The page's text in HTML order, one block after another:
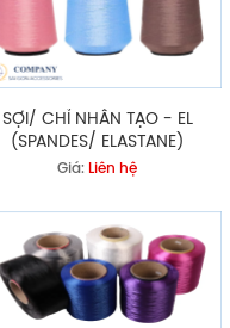
SỢI/ CHỈ NHÂN TẠO - EL
(SPANDES/ ELASTANE)
Giá: Liên hệ